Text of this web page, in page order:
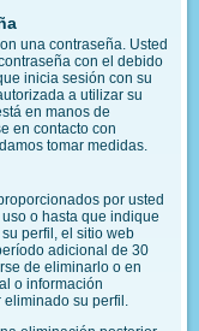
una contraseña. Usted
con el debido
inicia sesión con su
a utilizar su
en manos de
en contacto con
tomar medidas.
por usted
o hasta que indique
perfil, el sitio web
adicional de 30
de eliminarlo o en
o información
su perfil.